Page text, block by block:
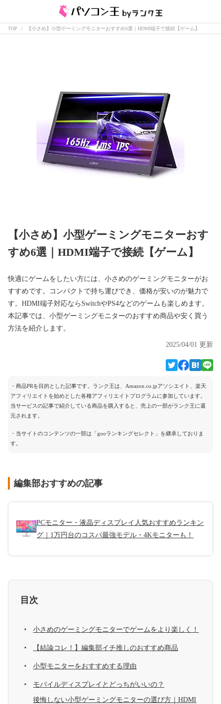
TOP 【小さめ】小型ゲーミングモニターおすすめ6選｜HDMI端子で接続【ゲーム】
【小さめ】小型ゲーミングモニターおす
すめ6選｜HDMI端子で接続【ゲーム】
快適にゲームをしたい方には、小さめのゲーミングモニターがお
すすめです。コンパクトで持ち運びでき、価格が安いのが魅力で
す。HDMI端子対応ならSwitchやPS4などのゲームも楽しめます。
本記事では、小型ゲーミングモニターのおすすめ商品や安く買う
方法を紹介します。
2025/04/01 更新
・商品PRを目的とした記事です。ランク王は、Amazon.co.jpアソシエイト、楽天
アフィリエイトを始めとした各種アフィリエイトプログラムに参加しています。
当サービスの記事で紹介している商品を購入すると、売上の一部がランク王に還
元されます。
・当サイトのコンテンツの一部は「gooランキングセレクト」を継承しておりま
す。
編集部おすすめの記事
PCモニター・液晶ディスプレイ人気おすすめランキン
グ｜1万円台のコスパ最強モデル・4Kモニターも！
目次
小さめのゲーミングモニターでゲームをより楽しく！
【結論コレ！】編集部イチ推しのおすすめ商品
小型モニターをおすすめする理由
モバイルディスプレイとどっちがいいの？
後悔しない小型ゲーミングモニターの選び方｜HDMI